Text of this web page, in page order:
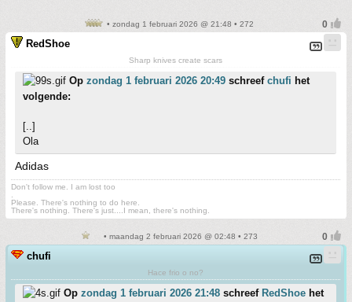
• zondag 1 februari 2026 @ 21:48 • 272
RedShoe
Sharp knives create scars
Op zondag 1 februari 2026 20:49 schreef chufi het
volgende:
[..]
Ola
Adidas
Don't follow me. I am lost too
Please. There's nothing to do here.
There's nothing. There's just....I mean, there's nothing.
• maandag 2 februari 2026 @ 02:48 • 273
chufi
Hace frio o no?
Op zondag 1 februari 2026 21:48 schreef RedShoe het